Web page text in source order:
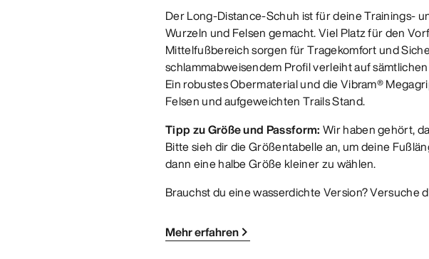
Der Long-Distance-Schuh ist für deine Trainings-
Wurzeln und Felsen gemacht. Viel Platz für den
Mittelfußbereich sorgen für Tragekomfort und
schlammabweisendem Profil verleiht auf
Ein robustes Obermaterial und die Vibram®
Felsen und aufgeweichten Trails Stand.
Tipp zu Größe und Passform: Wir haben gehört,
Bitte sieh dir die Größentabelle an, um deine
dann eine halbe Größe kleiner zu wählen.
Brauchst du eine wasserdichte Version? Versuche
Mehr erfahren